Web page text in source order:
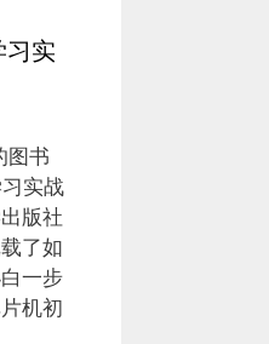
习实
图书
习实战
版社
了如
一步
机初